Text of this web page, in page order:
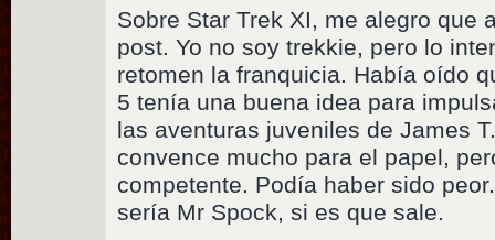
Sobre Star Trek XI, me alegro que
post. Yo no soy trekkie, pero lo
retomen la franquicia. Había oído
5 tenía una buena idea para
las aventuras juveniles de James
convence mucho para el papel,
competente. Podía haber sido
sería Mr Spock, si es que sale.